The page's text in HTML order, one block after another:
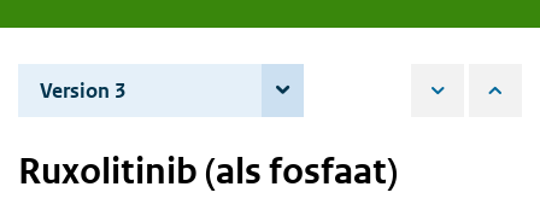
are
here:
Version 3
Ruxolitinib (als fosfaat)